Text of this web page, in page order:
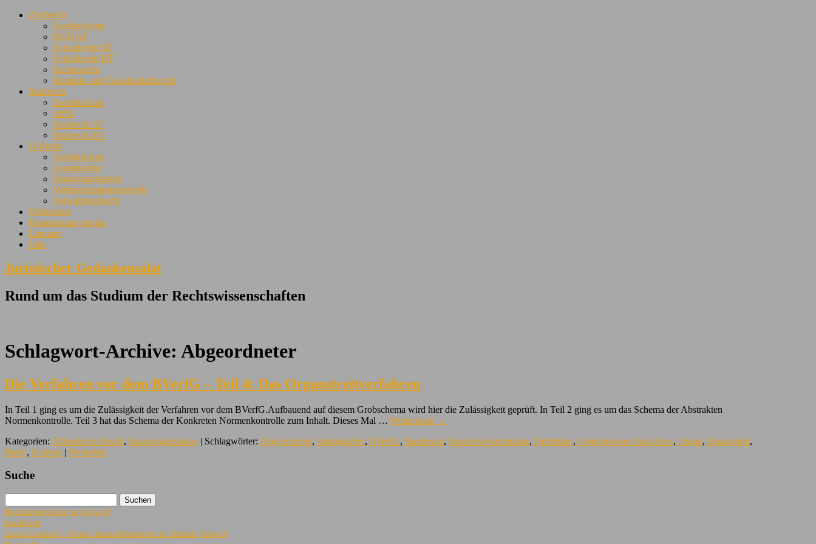
Zivilrecht
Eselsbrücken
BGB AT
Schuldrecht AT
Schuldrecht BT
Sachenrecht
Handels- und Gesellschaftsrecht
Strafrecht
Eselsbrücken
StPO
Strafrecht AT
Strafrecht BT
Ö-Recht
Eselsbrücken
Grundrechte
Staatsorganisation
Verfassungsprozessrecht
Verwaltungsrecht
Onlinekurs
Kommentare mieten
Literatur
Jobs
Juristischer Gedankensalat
Rund um das Studium der Rechtswissenschaften
Schlagwort-Archive: Abgeordneter
Die Verfahren vor dem BVerfG – Teil 4: Das Organstreitverfahren
In Teil 1 ging es um die Zulässigkeit der Verfahren vor dem BVerfG.Aufbauend auf diesem Grobschema wird hier die Zulässigkeit geprüft. In Teil 2 ging es um das Schema der Abstrakten
Normenkontrolle. Teil 3 hat das Schema der Konkreten Normenkontrolle zum Inhalt. Dieses Mal … Weiterlesen →
Kategorien: Öffentliches Recht, Staatsorganisation | Schlagwörter: Abgeordneter, Antragsteller, BVerfG, Bundesrat, Bundesversammlung, Definition, Gemeinsamer Ausschuss, Organ, Organstreit,
Partei, Schema | Permalink
Suche
Rechtsreferendar:in (m/w/d)
Lemförde
Legal Counsel – Fokus Immobilienrecht in Teilzeit (m/w/d)